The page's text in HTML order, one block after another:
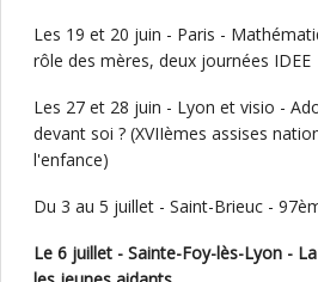
Les 19 et 20 juin - Paris -
rôle des mères, deux journées IDEE
Les 27 et 28 juin - Lyon et visio -
devant soi ? (XVIIèmes assises
l'enfance)
Du 3 au 5 juillet - Saint-Brieuc -
Le 6 juillet - Sainte-Foy-lès-Lyon -